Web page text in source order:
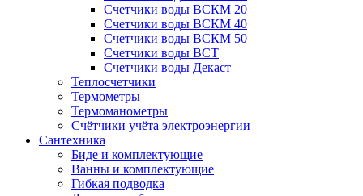
Счетчики воды ВСКМ 20
Счетчики воды ВСКМ 40
Счетчики воды ВСКМ 50
Счетчики воды ВСТ
Счетчики воды Декаст
Теплосчетчики
Термометры
Термоманометры
Счётчики учёта электроэнергии
Сантехника
Биде и комплектующие
Ванны и комплектующие
Гибкая подводка